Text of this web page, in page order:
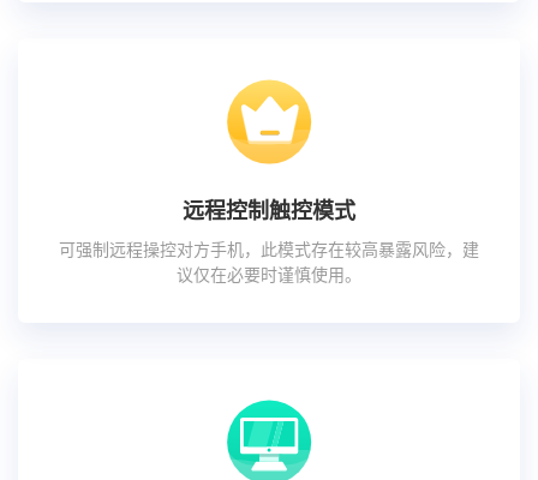
远程控制触控模式
可强制远程操控对方手机，此模式存在较高暴露风险，建
议仅在必要时谨慎使用。